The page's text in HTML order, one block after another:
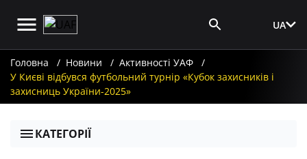
UA
Головна Новини
Активності УАФ
У Києві відбувся футбольний турнір «Кубок захисників і
захисниць України-2025»
КАТЕГОРІЇ